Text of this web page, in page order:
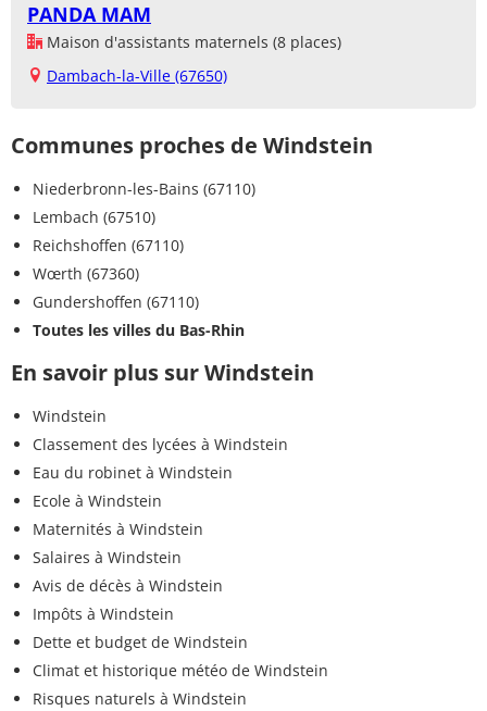
PANDA MAM
Maison d'assistants maternels (8 places)
Dambach-la-Ville (67650)
Communes proches de Windstein
Niederbronn-les-Bains (67110)
Lembach (67510)
Reichshoffen (67110)
Wœrth (67360)
Gundershoffen (67110)
Toutes les villes du Bas-Rhin
En savoir plus sur Windstein
Windstein
Classement des lycées à Windstein
Eau du robinet à Windstein
Ecole à Windstein
Maternités à Windstein
Salaires à Windstein
Avis de décès à Windstein
Impôts à Windstein
Dette et budget de Windstein
Climat et historique météo de Windstein
Risques naturels à Windstein